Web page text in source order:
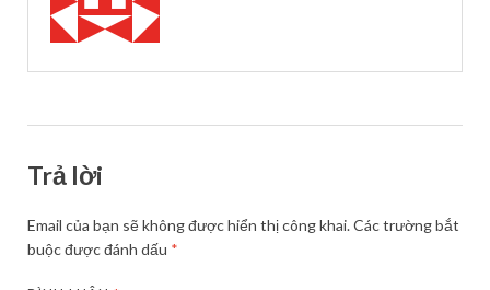
Trả lời
Email của bạn sẽ không được hiển thị công khai.Các trường bắt
buộc được đánh dấu *